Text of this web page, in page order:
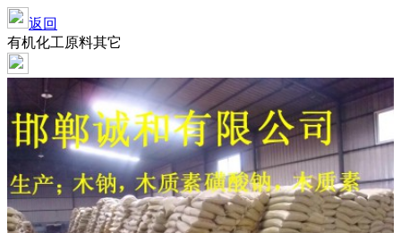
返回
有机化工原料其它